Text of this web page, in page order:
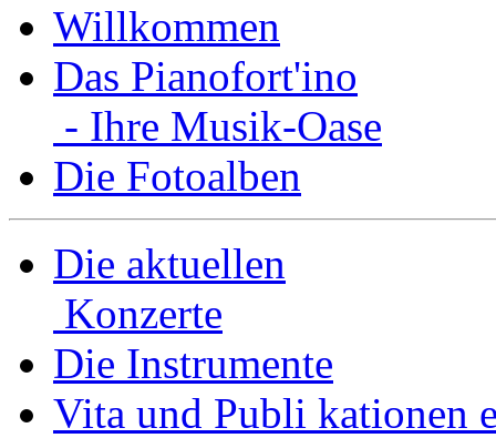
Willkommen
Das Pianofort'ino
- Ihre Musik-Oase
Die Fotoalben
Die aktuellen
Konzerte
Die Instrumente
Vita und Publi­ kationen